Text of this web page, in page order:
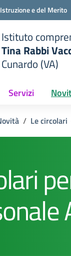
e del Merito
Istituto
Tina Rabbi
Cunardo (VA)
Servizi
Le circolari